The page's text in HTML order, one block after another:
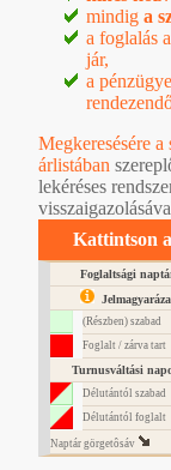
mindig a
a foglalás
jár,
a
Megkeresésére
árlistában
lekéréses
Kattintson
Foglaltsági
(Részben) szabad
Foglalt / zárva tart
Turnusváltási
Délutántól szabad
Délutántól foglalt
Naptár görgetôsáv